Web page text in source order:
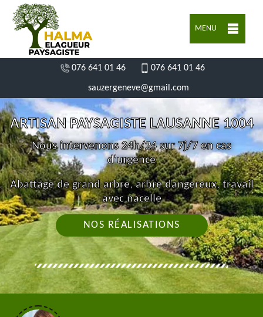
MENU
076 641 01 46 076 641 01 46
sauzergeneve@gmail.com
ARTISAN PAYSAGISTE LAUSANNE 1004
Nous intervenons 24h/24 sur 7j/7 en cas
d'urgence
Abattage de grand arbre, arbre dangereux, travail
avec nacelle
NOS RÉALISATIONS